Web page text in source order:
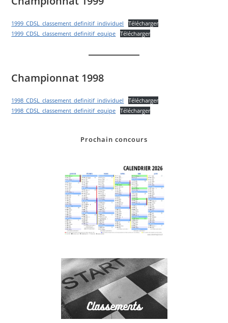
1999_CDSL_classement_definitif_individuel
Télécharger
1999_CDSL_classement_definitif_equipe Télécharger
Championnat 1998
1998_CDSL_classement_definitif_individuel
Télécharger
1998_CDSL_classement_definitif_equipe Télécharger
Prochain concours